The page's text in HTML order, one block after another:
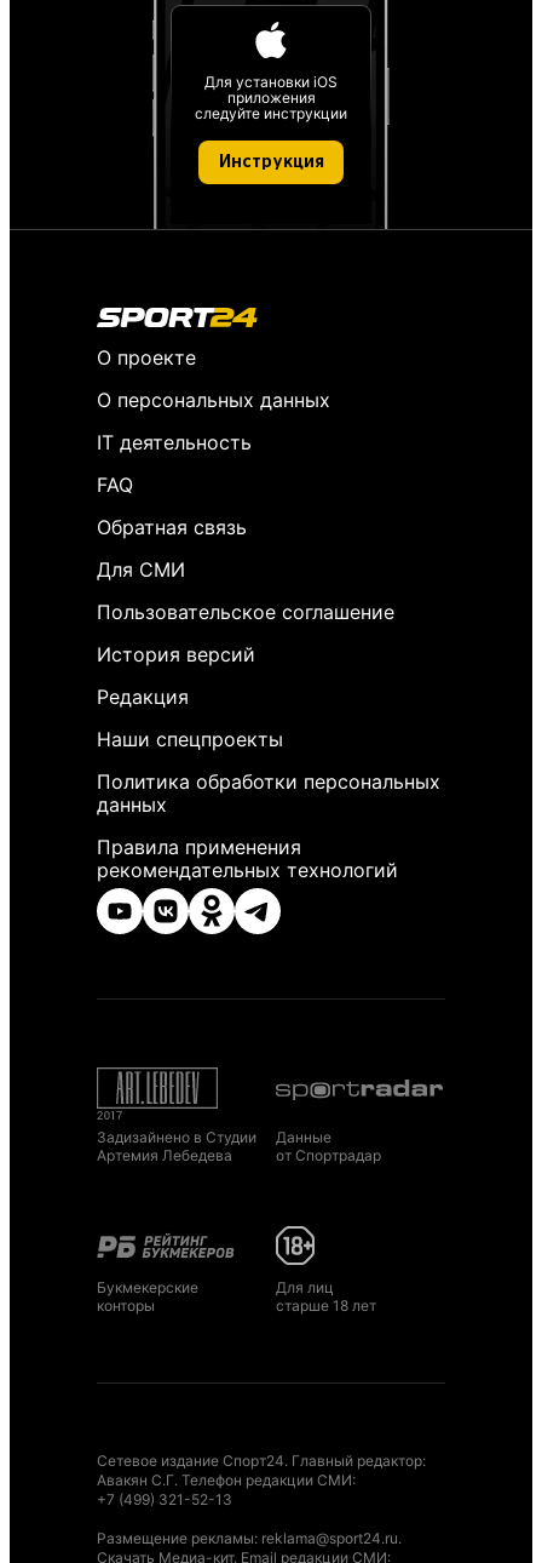
Для установки iOS
приложения
следуйте инструкции
Инструкция
О проекте
О персональных данных
IT деятельность
FAQ
Обратная связь
Для СМИ
Пользовательское соглашение
История версий
Редакция
Наши спецпроекты
Политика обработки персональных
данных
Правила применения
рекомендательных технологий
Задизайнено в Студии
Артемия Лебедева
Данные
от Спортрадар
Букмекерские
конторы
Для лиц
старше 18 лет
Сетевое издание Спорт24. Главный редактор:
Авакян С.Г. Телефон редакции СМИ:
+7 (499) 321-52-13
Размещение рекламы: reklama@sport24.ru.
Скачать Медиа-кит. Email редакции СМИ: